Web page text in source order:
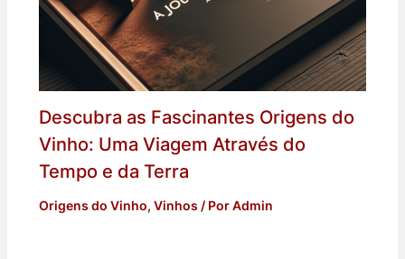
Descubra as Fascinantes Origens do
Vinho: Uma Viagem Através do
Tempo e da Terra
Origens do Vinho, Vinhos / PorAdmin